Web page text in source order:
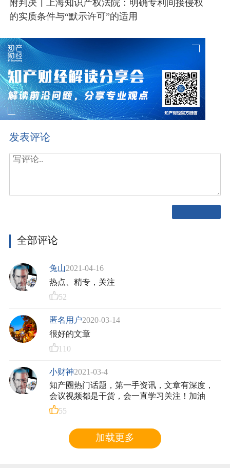
附判决┃上海知识产权法院：明确专利间接侵权
的实质条件与“默示许可”的适用
发表评论
全部评论
兔山2021-04-16
热点、精专，关注
52
匿名用户2020-03-14
很好的文章
110
小财神2021-03-4
知产圈热门话题，第一手资讯，文章有深度，
会议视频都是干货，会一直学习关注！加油
55
加载更多